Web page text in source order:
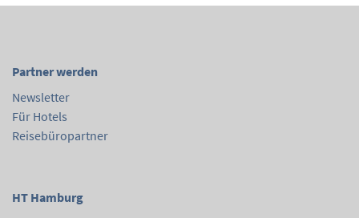
Partner werden
Newsletter
Für Hotels
Reisebüropartner
HT Hamburg